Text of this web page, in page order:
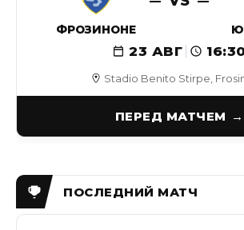
Stadio Benito Stirpe,
ФРОЗИНОНЕ
23 АВГ
ПЕРЕД МАТЧЕМ